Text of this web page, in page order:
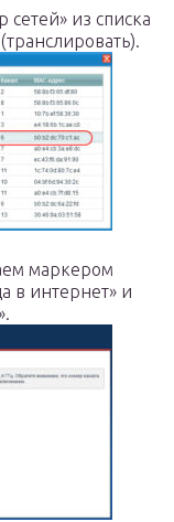
из списка
маркером
в интернет» и